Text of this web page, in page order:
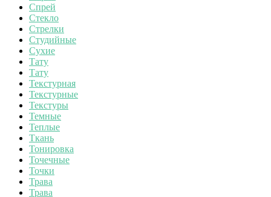
Спрей
Стекло
Стрелки
Студийные
Сухие
Тату
Тату
Текстурная
Текстурные
Текстуры
Темные
Теплые
Ткань
Тонировка
Точечные
Точки
Трава
Трава